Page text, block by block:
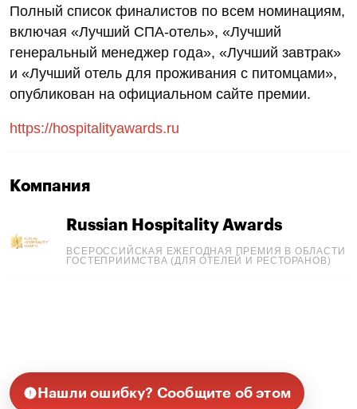
Полный список финалистов по всем номинациям,
включая «Лучший СПА-отель», «Лучший
генеральный менеджер года», «Лучший завтрак»
и «Лучший отель для проживания с питомцами»,
опубликован на официальном сайте премии.
https://hospitalityawards.ru
Компания
Russian Hospitality Awards
ВСЕРОССИЙСКАЯ ЕЖЕГОДНАЯ ПРЕМИЯ В ОБЛАСТИ
ГОСТЕПРИИМСТВА (ДЛЯ ОТЕЛЕЙ И РЕСТОРАНОВ)
Нашли ошибку? Сообщите об этом